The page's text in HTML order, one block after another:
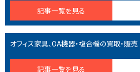
記事一覧を見る
オフィス家具、OA機器・複合機の買取・販売
記事一覧を見る